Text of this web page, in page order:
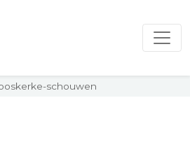
schouwen